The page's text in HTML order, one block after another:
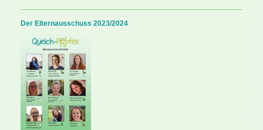
Der Elternausschuss 2023/2024